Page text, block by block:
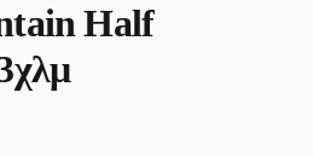
Half